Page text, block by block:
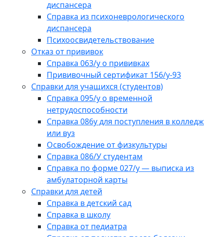
диспансера
Справка из психоневрологического
диспансера
Психоосвидетельствование
Отказ от прививок
Справка 063/у о прививках
Прививочный сертификат 156/у-93
Справки для учащихся (студентов)
Справка 095/у о временной
нетрудоспособности
Справка 086у для поступления в колледж
или вуз
Освобождение от физкультуры
Справка 086/У студентам
Справка по форме 027/у — выписка из
амбулаторной карты
Справки для детей
Справка в детский сад
Справка в школу
Справка от педиатра